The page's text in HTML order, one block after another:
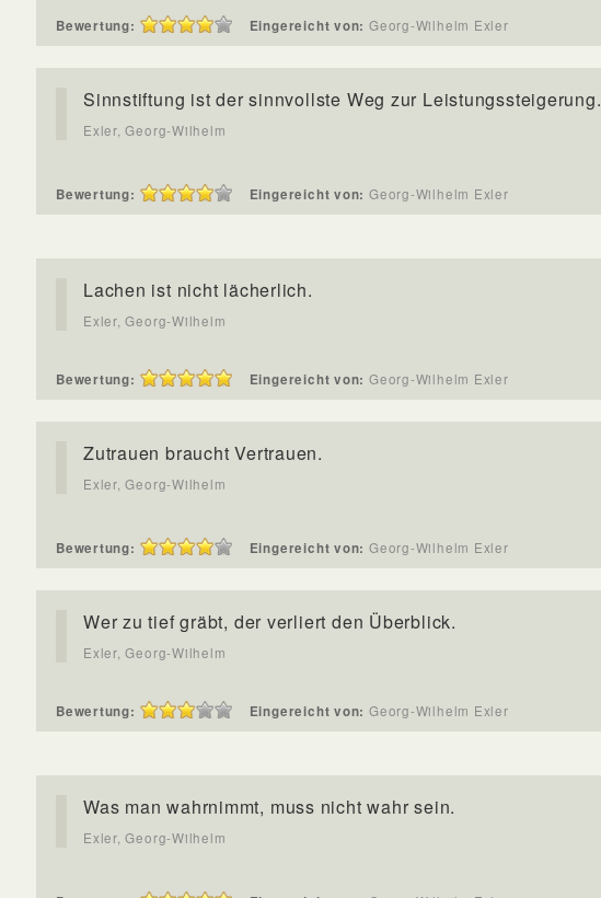
Bewertung: Eingereicht von: Georg-Wilhelm Exler
Sinnstiftung ist der sinnvollste Weg zur Leistungssteigerung.
Exler, Georg-Wilhelm
Bewertung: Eingereicht von: Georg-Wilhelm Exler
Lachen ist nicht lächerlich.
Exler, Georg-Wilhelm
Bewertung: Eingereicht von: Georg-Wilhelm Exler
Zutrauen braucht Vertrauen.
Exler, Georg-Wilhelm
Bewertung: Eingereicht von: Georg-Wilhelm Exler
Wer zu tief gräbt, der verliert den Überblick.
Exler, Georg-Wilhelm
Bewertung: Eingereicht von: Georg-Wilhelm Exler
Was man wahrnimmt, muss nicht wahr sein.
Exler, Georg-Wilhelm